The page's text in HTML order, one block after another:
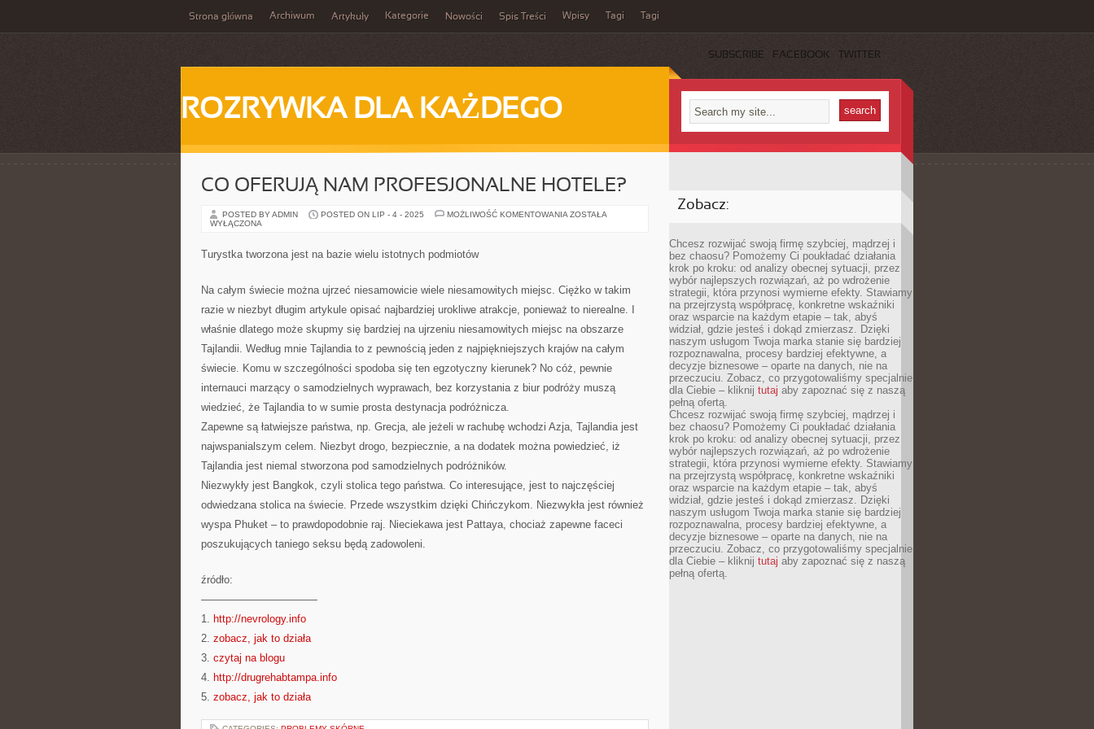
Strona główna Archiwum Artykuły Kategorie Nowości Spis Treści Wpisy Tagi Tagi
SUBSCRIBE FACEBOOK TWITTER
ROZRYWKA DLA KAŻDEGO
CO OFERUJĄ NAM PROFESJONALNE HOTELE?
POSTED BY ADMIN POSTED ON LIP - 4 - 2025 MOŻLIWOŚĆ KOMENTOWANIA CO
ZOSTAŁA
WYŁĄCZONA
Turystka tworzona jest na bazie wielu istotnych podmiotów
Na całym świecie można ujrzeć niesamowicie wiele niesamowitych miejsc. Ciężko w takim
razie w niezbyt długim artykule opisać najbardziej urokliwe atrakcje, ponieważ to nierealne. I
właśnie dlatego może skupmy się bardziej na ujrzeniu niesamowitych miejsc na obszarze
Tajlandii. Według mnie Tajlandia to z pewnością jeden z najpiękniejszych krajów na całym
świecie. Komu w szczególności spodoba się ten egzotyczny kierunek? No cóż, pewnie
internauci marzący o samodzielnych wyprawach, bez korzystania z biur podróży muszą
wiedzieć, że Tajlandia to w sumie prosta destynacja podróżnicza.
Zapewne są łatwiejsze państwa, np. Grecja, ale jeżeli w rachubę wchodzi Azja, Tajlandia jest
najwspanialszym celem. Niezbyt drogo, bezpiecznie, a na dodatek można powiedzieć, iż
Tajlandia jest niemal stworzona pod samodzielnych podróżników.
Niezwykły jest Bangkok, czyli stolica tego państwa. Co interesujące, jest to najczęściej
odwiedzana stolica na świecie. Przede wszystkim dzięki Chińczykom. Niezwykła jest również
wyspa Phuket – to prawdopodobnie raj. Nieciekawa jest Pattaya, chociaż zapewne faceci
poszukujących taniego seksu będą zadowoleni.
źródło:
———————————
1. http://nevrology.info
2. zobacz, jak to działa
3. czytaj na blogu
4. http://drugrehabtampa.info
5. zobacz, jak to działa
Zobacz:
Chcesz rozwijać swoją firmę szybciej, mądrzej i
bez chaosu? Pomożemy Ci poukładać działania
krok po kroku: od analizy obecnej sytuacji, przez
wybór najlepszych rozwiązań, aż po wdrożenie
strategii, która przynosi wymierne efekty. Stawiamy
na przejrzystą współpracę, konkretne wskaźniki
oraz wsparcie na każdym etapie – tak, abyś
widział, gdzie jesteś i dokąd zmierzasz. Dzięki
naszym usługom Twoja marka stanie się bardziej
rozpoznawalna, procesy bardziej efektywne, a
decyzje biznesowe – oparte na danych, nie na
przeczuciu. Zobacz, co przygotowaliśmy specjalnie
dla Ciebie – kliknij tutaj aby zapoznać się z naszą
pełną ofertą.
Chcesz rozwijać swoją firmę szybciej, mądrzej i
bez chaosu? Pomożemy Ci poukładać działania
krok po kroku: od analizy obecnej sytuacji, przez
wybór najlepszych rozwiązań, aż po wdrożenie
strategii, która przynosi wymierne efekty. Stawiamy
na przejrzystą współpracę, konkretne wskaźniki
oraz wsparcie na każdym etapie – tak, abyś
widział, gdzie jesteś i dokąd zmierzasz. Dzięki
naszym usługom Twoja marka stanie się bardziej
rozpoznawalna, procesy bardziej efektywne, a
decyzje biznesowe – oparte na danych, nie na
przeczuciu. Zobacz, co przygotowaliśmy specjalnie
dla Ciebie – kliknij tutaj aby zapoznać się z naszą
pełną ofertą.